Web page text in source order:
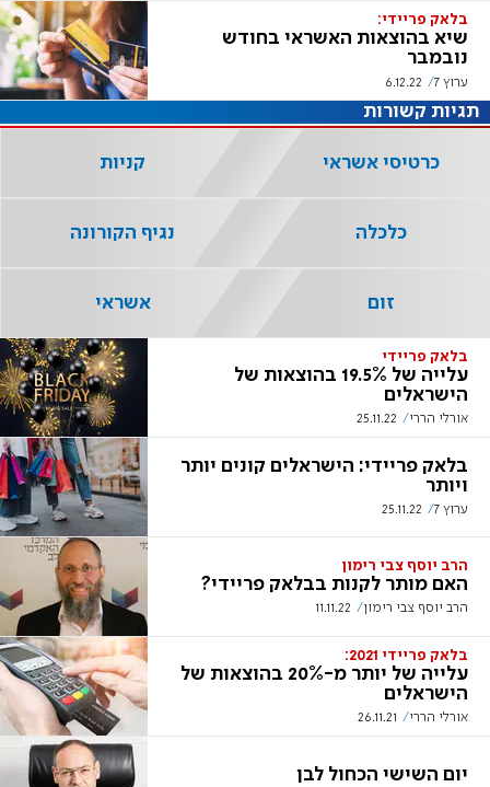
בלאק פריידי:
שיא בהוצאות האשראי בחודש
נובמבר
ערוץ 7 6.12.22
בלאק פריידי
עלייה של 19.5% בהוצאות של
הישראלים
אורלי הררי 25.11.22
בלאק פריידי: הישראלים קונים יותר
ויותר
ערוץ 7 25.11.22
הרב יוסף צבי רימון
האם מותר לקנות בבלאק פריידי?
הרב יוסף צבי רימון 11.11.22
בלאק פריידי 2021:
עלייה של יותר מ-20% בהוצאות של
הישראלים
אורלי הררי 26.11.21
יום השישי הכחול לבן
תגיות קשורות
כרטיסי אשראי קניות
כלכלה נגיף הקורונה
זום אשראי